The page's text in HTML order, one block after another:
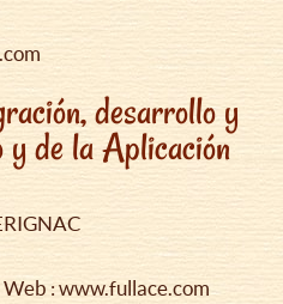
desarrollo y
de la Aplicación
: www.fullace.com